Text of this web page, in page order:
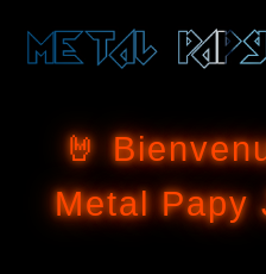
Accéder au
🤘
Metal Papy